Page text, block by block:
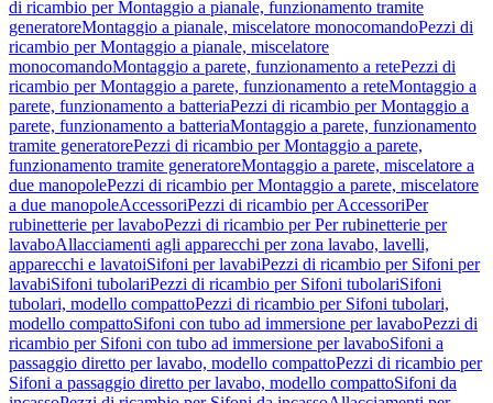
di ricambio per Montaggio a pianale, funzionamento tramite
generatoreMontaggio a pianale, miscelatore monocomandoPezzi di
ricambio per Montaggio a pianale, miscelatore
monocomandoMontaggio a parete, funzionamento a retePezzi di
ricambio per Montaggio a parete, funzionamento a reteMontaggio a
parete, funzionamento a batteriaPezzi di ricambio per Montaggio a
parete, funzionamento a batteriaMontaggio a parete, funzionamento
tramite generatorePezzi di ricambio per Montaggio a parete,
funzionamento tramite generatoreMontaggio a parete, miscelatore a
due manopolePezzi di ricambio per Montaggio a parete, miscelatore
a due manopoleAccessoriPezzi di ricambio per AccessoriPer
rubinetterie per lavaboPezzi di ricambio per Per rubinetterie per
lavaboAllacciamenti agli apparecchi per zona lavabo, lavelli,
apparecchi e lavatoiSifoni per lavabiPezzi di ricambio per Sifoni per
lavabiSifoni tubolariPezzi di ricambio per Sifoni tubolariSifoni
tubolari, modello compattoPezzi di ricambio per Sifoni tubolari,
modello compattoSifoni con tubo ad immersione per lavaboPezzi di
ricambio per Sifoni con tubo ad immersione per lavaboSifoni a
passaggio diretto per lavabo, modello compattoPezzi di ricambio per
Sifoni a passaggio diretto per lavabo, modello compattoSifoni da